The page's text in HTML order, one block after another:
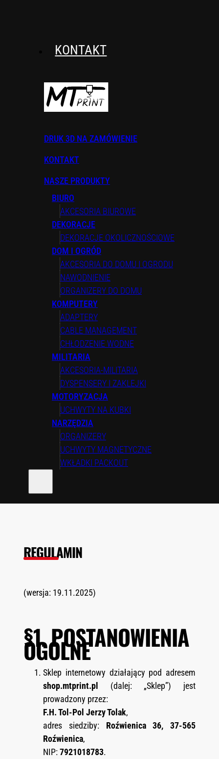
KONTAKT
DRUK 3D NA ZAMÓWIENIE
KONTAKT
NASZE PRODUKTY
BIURO
AKCESORIA BIUROWE
DEKORACJE
DEKORACJE OKOLICZNOŚCIOWE
DOM I OGRÓD
AKCESORIA DO DOMU I OGRODU
NAWODNIENIE
ORGANIZERY DO DOMU
KOMPUTERY
ADAPTERY
CABLE MANAGEMENT
CHŁODZENIE WODNE
MILITARIA
AKCESORIA-MILITARIA
DYSPENSERY I ZAKLEJKI
MOTORYZACJA
UCHWYTY NA KUBKI
NARZĘDZIA
ORGANIZERY
UCHWYTY MAGNETYCZNE
WKŁADKI PACKOUT
REGULAMIN
(wersja: 19.11.2025)
§1. POSTANOWIENIA
OGÓLNE
Sklep internetowy działający pod adresem
shop.mtprint.pl (dalej: „Sklep”) jest
prowadzony przez:
F.H. Tol-Pol Jerzy Tolak,
adres siedziby: Roźwienica 36, 37-565
Roźwienica,
NIP:7921018783.